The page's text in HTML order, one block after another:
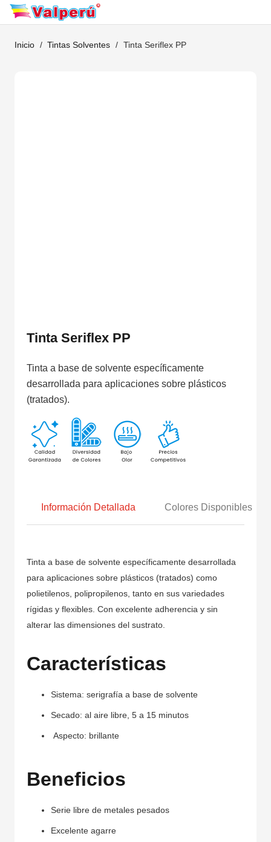
Inicio / Tintas Solventes / Tinta Seriflex PP
Tinta Seriflex PP
Tinta a base de solvente específicamente
desarrollada para aplicaciones sobre plásticos
(tratados).
Información Detallada Colores Disponibles
Tinta a base de solvente específicamente desarrollada
para aplicaciones sobre plásticos (tratados) como
polietilenos, polipropilenos, tanto en sus variedades
rígidas y flexibles. Con excelente adherencia y sin
alterar las dimensiones del sustrato.
Características
Sistema: serigrafía a base de solvente
Secado: al aire libre, 5 a 15 minutos
Aspecto: brillante
Beneficios
Serie libre de metales pesados
Excelente agarre